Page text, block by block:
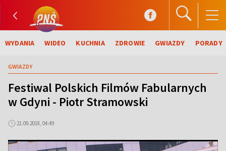
WYDANIA WIDEO KUCHNIA ZDROWIE GWIAZDY PORADY
GWIAZDY
Festiwal Polskich Filmów Fabularnych
w Gdyni - Piotr Stramowski
21.09.2018, 04:49